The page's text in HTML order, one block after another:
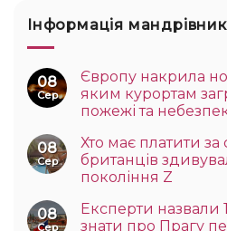
Інформація
08
Сер
Європу накрила
яким курортам
пожежі та
08
Сер
Хто має платити за
британців
покоління Z
08
Сер
Експерти назвали
знати про Прагу